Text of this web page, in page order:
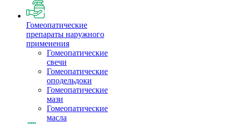
Гомеопатические
препараты наружного
применения
Гомеопатические
свечи
Гомеопатические
оподельдоки
Гомеопатические
мази
Гомеопатические
масла